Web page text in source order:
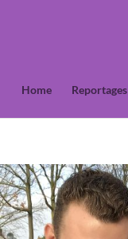
Home Reportages